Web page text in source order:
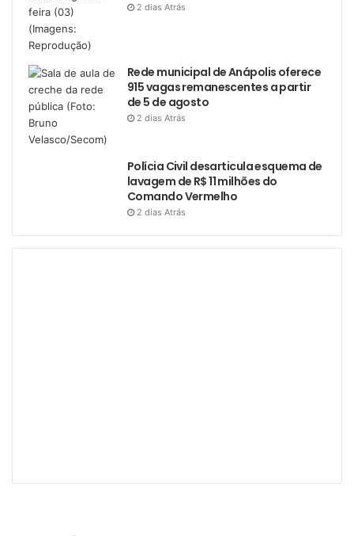
2 dias Atrás
Rede municipal de Anápolis oferece
915 vagas remanescentes a partir
de 5 de agosto
2 dias Atrás
Polícia Civil desarticula esquema de
lavagem de R$ 11 milhões do
Comando Vermelho
2 dias Atrás